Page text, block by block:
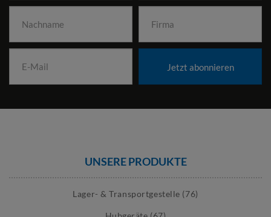
Jetzt abonnieren
UNSERE PRODUKTE
Lager- & Transportgestelle (76)